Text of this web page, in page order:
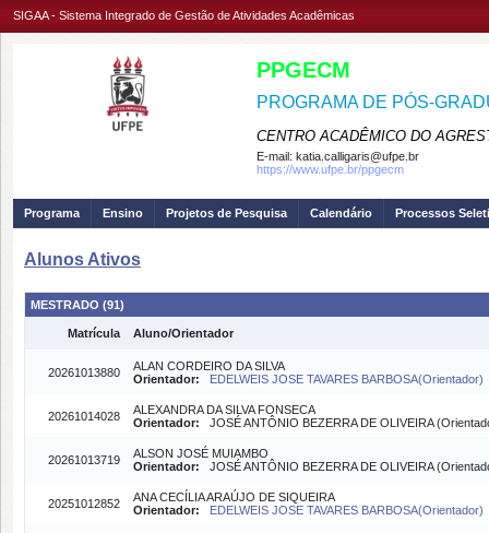
SIGAA - Sistema Integrado de Gestão de Atividades Acadêmicas
PPGECM
PROGRAMA DE PÓS-
CENTRO ACADÊMICO DO
E-mail: katia.calligaris@ufpe.br
https://www.ufpe.br/ppgecm
Programa Ensino Projetos de Pesquisa Calendário Processos
Alunos Ativos
MESTRADO (91)
Matrícula Aluno/Orientador
20261013880
ALAN CORDEIRO DA SILVA
Orientador:
EDELWEIS JOSE TAVARES BARBOSA(Orientador)
20261014028
ALEXANDRA DA SILVA FONSECA
Orientador: JOSÉ ANTÔNIO BEZERRA DE OLIVEIRA
20261013719
ALSON JOSÉ MUIAMBO
Orientador: JOSÉ ANTÔNIO BEZERRA DE OLIVEIRA
20251012852
ANA CECÍLIA ARAÚJO DE SIQUEIRA
Orientador:
EDELWEIS JOSE TAVARES BARBOSA(Orientador)